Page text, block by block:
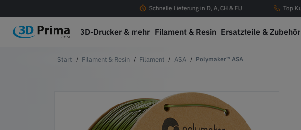
Schnelle Lieferung in D, A, CH & EU Top
3D-Drucker & mehr Filament & Resin Ersatzteile & Zubehör
Filament & Resin Filament ASA Polymaker™ ASA